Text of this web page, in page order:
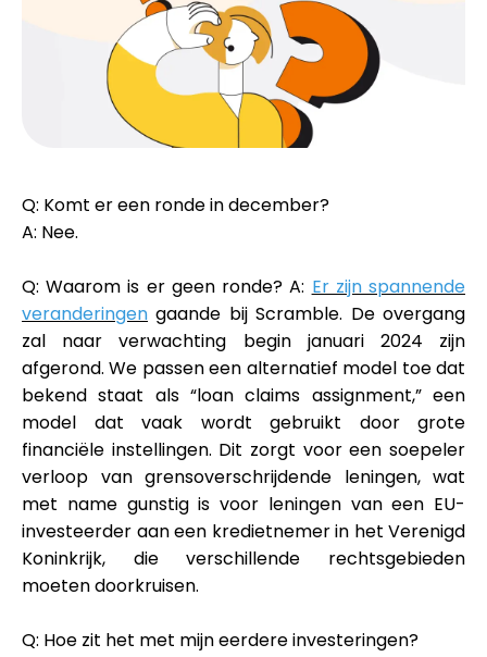
Rondegeschiedenis
Neem contact op
Hulp
Mijn Account
Financiering krijgen
Q: Komt er een ronde in december?
A: Nee.
Q: Waarom is er geen ronde? A: Er zijn spannende
veranderingen gaande bij Scramble. De overgang
zal naar verwachting begin januari 2024 zijn
afgerond. We passen een alternatief model toe dat
bekend staat als “loan claims assignment,” een
model dat vaak wordt gebruikt door grote
financiële instellingen. Dit zorgt voor een soepeler
verloop van grensoverschrijdende leningen, wat
met name gunstig is voor leningen van een EU-
investeerder aan een kredietnemer in het Verenigd
Koninkrijk, die verschillende rechtsgebieden
moeten doorkruisen.
Q: Hoe zit het met mijn eerdere investeringen?